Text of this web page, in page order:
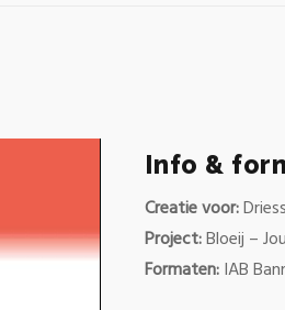
Info &
Creatie voor:
Project:Bloeij –
Formaten:IAB